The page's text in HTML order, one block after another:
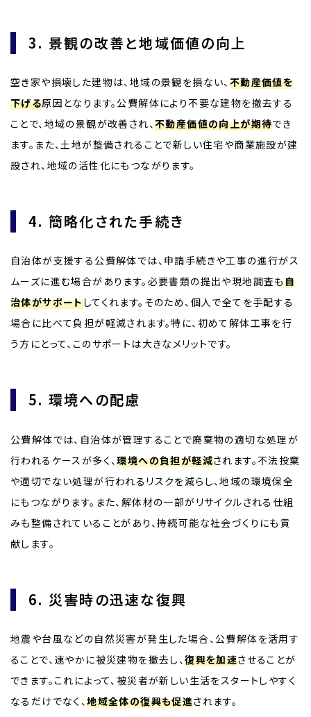
3. 景観の改善と地域価値の向上
空き家や損壊した建物は、地域の景観を損ない、 不動産価値を
下げる原因となります。公費解体により不要な建物を撤去する
ことで、地域の景観が改善され、不動産価値の向上が期待でき
ます。また、土地が整備されることで新しい住宅や商業施設が建
設され、地域の活性化にもつながります。
4. 簡略化された手続き
自治体が支援する公費解体では、申請手続きや工事の進行がス
ムーズに進む場合があります。必要書類の提出や現地調査も自
治体がサポートしてくれます。そのため、個人で全てを手配する
場合に比べて負担が軽減されます。特に、初めて解体工事を行
う方にとって、このサポートは大きなメリットです。
5. 環境への配慮
公費解体では、自治体が管理することで廃棄物の適切な処理が
行われるケースが多く、環境への負担が軽減されます。不法投棄
や適切でない処理が行われるリスクを減らし、地域の環境保全
にもつながります。また、解体材の一部がリサイクルされる仕組
みも整備されていることがあり、持続可能な社会づくりにも貢
献します。
6. 災害時の迅速な復興
地震や台風などの自然災害が発生した場合、公費解体を活用す
ることで、速やかに被災建物を撤去し、復興を加速させることが
できます。これによって、被災者が新しい生活をスタートしやすく
なるだけでなく、地域全体の復興も促進されます。